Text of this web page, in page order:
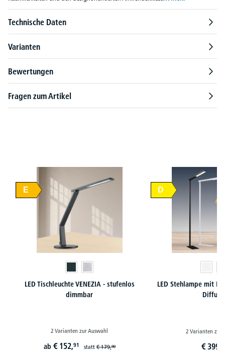
Technische Daten
Varianten
Bewertungen
Fragen zum Artikel
E
LED Tischleuchte VENEZIA - stufenlos
dimmbar
2 Varianten zur Auswahl
ab € 152,91 statt€ 179,90
D
LED Stehlampe mit
2 Varianten zur
€ 399,